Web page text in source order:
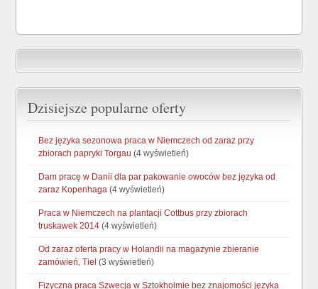
Dzisiejsze popularne oferty
Bez języka sezonowa praca w Niemczech od zaraz przy
zbiorach papryki Torgau (4 wyświetleń)
Dam pracę w Danii dla par pakowanie owoców bez języka od
zaraz Kopenhaga (4 wyświetleń)
Praca w Niemczech na plantacji Cottbus przy zbiorach
truskawek 2014 (4 wyświetleń)
Od zaraz oferta pracy w Holandii na magazynie zbieranie
zamówień, Tiel (3 wyświetleń)
Fizyczna praca Szwecja w Sztokholmie bez znajomości języka